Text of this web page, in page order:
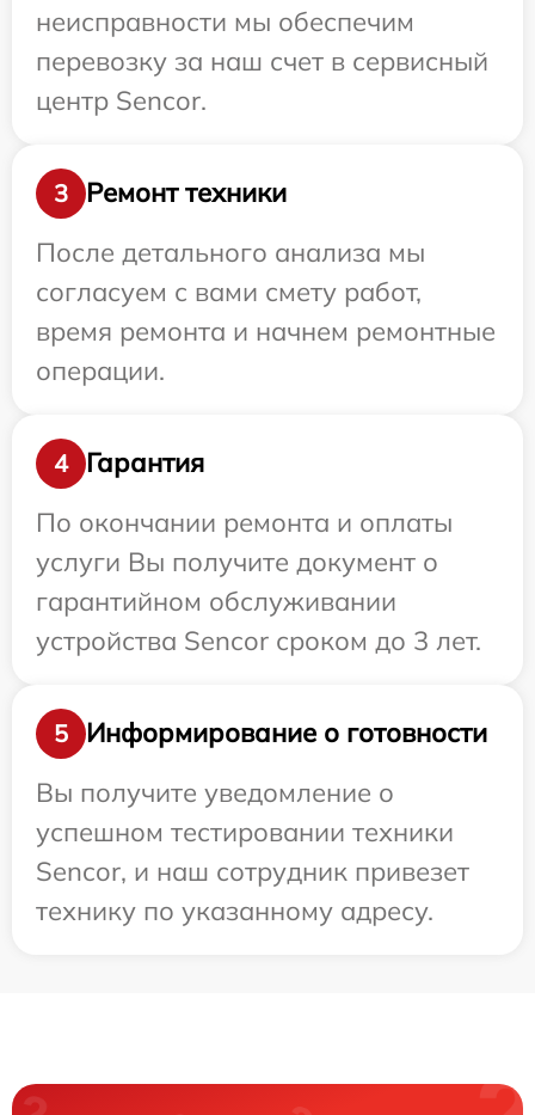
неисправности мы обеспечим
перевозку за наш счет в сервисный
центр Sencor.
3
Ремонт техники
После детального анализа мы
согласуем с вами смету работ,
время ремонта и начнем ремонтные
операции.
4
Гарантия
По окончании ремонта и оплаты
услуги Вы получите документ о
гарантийном обслуживании
устройства Sencor сроком до 3 лет.
5
Информирование о готовности
Вы получите уведомление о
успешном тестировании техники
Sencor, и наш сотрудник привезет
технику по указанному адресу.